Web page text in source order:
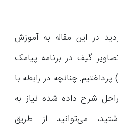
در این مقاله به آموزش
گیف در برنامه پیامک
آیفون (Messages App) پرداختیم. چنانچه در رابطه با
شرح داده شده نیاز به
می‌توانید از طریق